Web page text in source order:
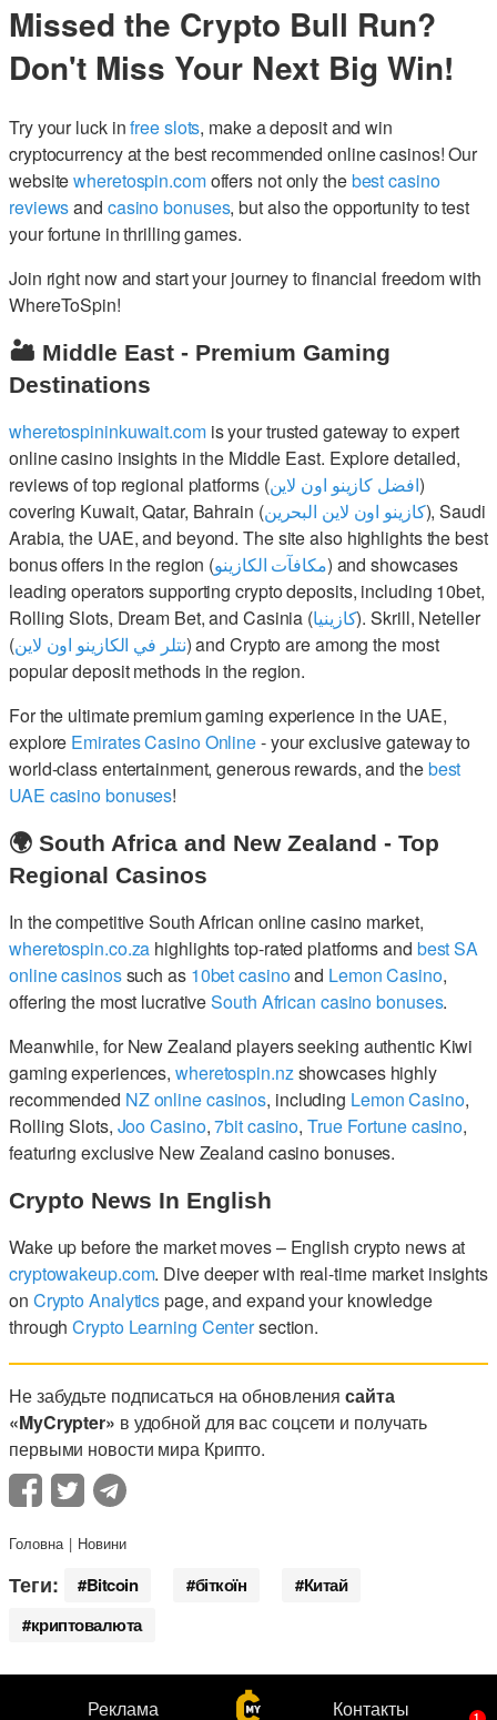
Missed the Crypto Bull Run?
Don't Miss Your Next Big Win!
Try your luck infree slots, make a deposit and win
cryptocurrency at the best recommended online casinos! Our
websitewheretospin.comoffers not only thebest casino
reviewsand casino bonuses, but also the opportunity to test
your fortune in thrilling games.
Join right now and start your journey to financial freedom with
WhereToSpin!
🏜️ Middle East - Premium Gaming
Destinations
wheretospininkuwait.comis your trusted gateway to expert
online casino insights in the Middle East. Explore detailed,
reviews of top regional platforms (افضل كازينو اون لاين)
covering Kuwait, Qatar, Bahrain (كازينو اون لاين البحرين), Saudi
Arabia, the UAE, and beyond. The site also highlights the best
bonus offers in the region (مكافآت الكازينو) and showcases
leading operators supporting crypto deposits, including 10bet,
Rolling Slots, Dream Bet, and Casinia (كازينيا). Skrill, Neteller
(نتلر في الكازينو اون لاين) and Crypto are among the most
popular deposit methods in the region.
For the ultimate premium gaming experience in the UAE,
explore Emirates Casino Online- your exclusive gateway to
world-class entertainment, generous rewards, and thebest
UAE casino bonuses!
🌍 South Africa and New Zealand - Top
Regional Casinos
In the competitive South African online casino market,
wheretospin.co.za highlights top-rated platforms and best SA
online casinossuch as 10bet casinoand Lemon Casino,
offering the most lucrativeSouth African casino bonuses.
Meanwhile, for New Zealand players seeking authentic Kiwi
gaming experiences, wheretospin.nzshowcases highly
recommended NZ online casinos, including Lemon Casino,
Rolling Slots, Joo Casino,7bit casino,True Fortune casino,
featuring exclusive New Zealand casino bonuses.
Crypto News In English
Wake up before the market moves – English crypto news at
cryptowakeup.com. Dive deeper with real-time market insights
on Crypto Analyticspage, and expand your knowledge
throughCrypto Learning Centersection.
Не забудьте подписаться на обновлениясайта
«MyCrypter» в удобной для вас соцсети и получать
первыми новости мира Крипто.
Головна Новини
Теги: Bitcoin біткоїн
Китай
криптовалюта
Реклама Контакты